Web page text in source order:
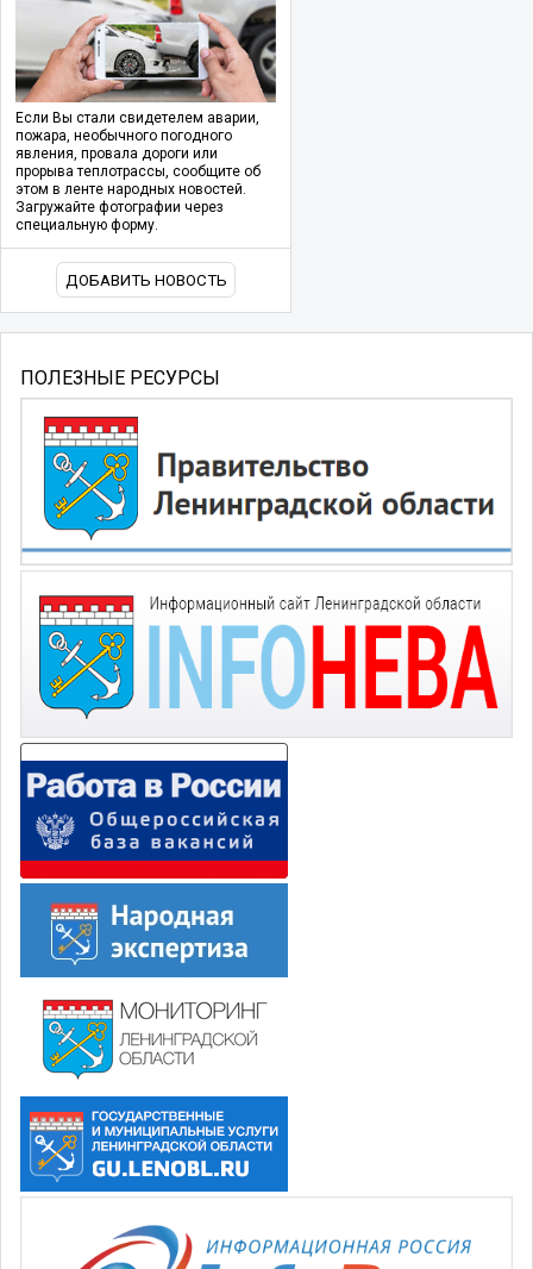
Если Вы стали свидетелем аварии,
пожара, необычного погодного
явления, провала дороги или
прорыва теплотрассы, сообщите об
этом в ленте народных новостей.
Загружайте фотографии через
специальную форму.
ДОБАВИТЬ НОВОСТЬ
ПОЛЕЗНЫЕ РЕСУРСЫ